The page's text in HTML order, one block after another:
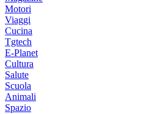
Motori
Viaggi
Cucina
Tgtech
E-Planet
Cultura
Salute
Scuola
Animali
Spazio